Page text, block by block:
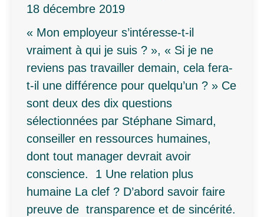
18 décembre 2019
« Mon employeur s’intéresse-t-il
vraiment à qui je suis ? », « Si je ne
reviens pas travailler demain, cela fera-
t-il une différence pour quelqu’un ? » Ce
sont deux des dix questions
sélectionnées par Stéphane Simard,
conseiller en ressources humaines,
dont tout manager devrait avoir
conscience. 1 Une relation plus
humaine La clef ? D’abord savoir faire
preuve de transparence et de sincérité.